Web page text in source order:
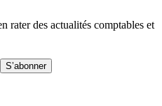
rater des actualités comptables et
S’abonner